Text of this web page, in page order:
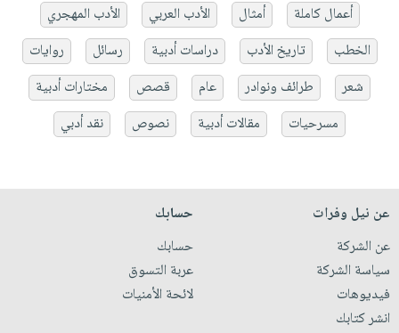
أعمال كاملة
أمثال الأدب العربي
الأدب المهجري
الخطب
تاريخ الأدب دراسات أدبية رسائل
روايات
شعر
طرائف ونوادر عام قصص
مختارات أدبية
مسرحيات
مقالات أدبية نصوص نقد أدبي
عن نيل وفرات
عن الشركة
سياسة الشركة
فيديوهات
انشر كتابك
حسابك
حسابك
عربة التسوق
لائحة الأمنيات